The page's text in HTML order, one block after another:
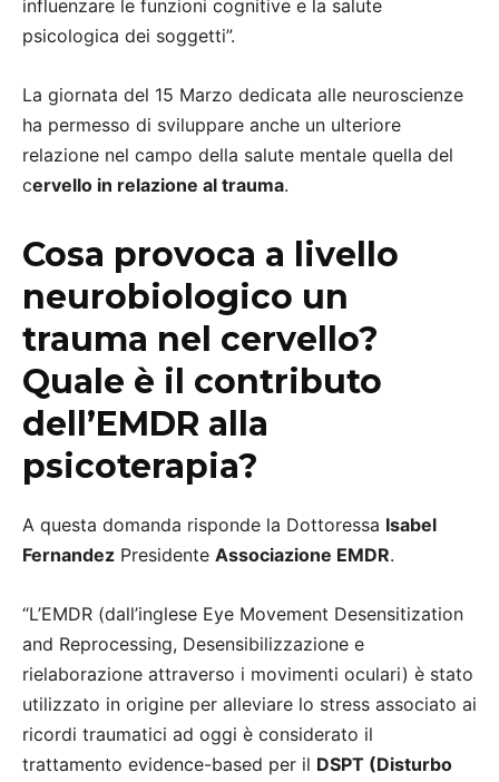
influenzare le funzioni cognitive e la salute
psicologica dei soggetti”.
La giornata del 15 Marzo dedicata alle neuroscienze
ha permesso di sviluppare anche un ulteriore
relazione nel campo della salute mentale quella del
cervello in relazione al trauma.
Cosa provoca a livello
neurobiologico un
trauma nel cervello?
Quale è il contributo
dell’EMDR alla
psicoterapia?
A questa domanda risponde la Dottoressa Isabel
Fernandez Presidente Associazione EMDR.
“L’EMDR (dall’inglese Eye Movement Desensitization
and Reprocessing, Desensibilizzazione e
rielaborazione attraverso i movimenti oculari) è stato
utilizzato in origine per alleviare lo stress associato ai
ricordi traumatici ad oggi è considerato il
trattamento evidence-based per il DSPT (Disturbo